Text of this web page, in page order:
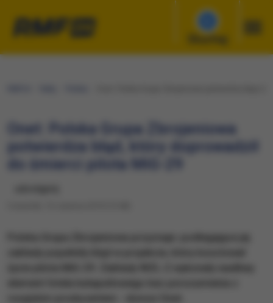
Słuchaj
Onet: Polska Grupa Zbrojeniowa
potwierdza błąd, który doprowadził
do śmierci pilota MiG-29